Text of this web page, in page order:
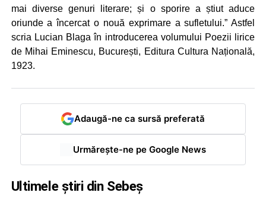
mai diverse genuri literare; și o sporire a știut aduce
oriunde a încercat o nouă exprimare a sufletului.” Astfel
scria Lucian Blaga în introducerea volumului Poezii lirice
de Mihai Eminescu, București, Editura Cultura Națională,
1923.
Adaugă-ne ca sursă preferată
Urmărește-ne pe Google News
Ultimele știri din Sebeș